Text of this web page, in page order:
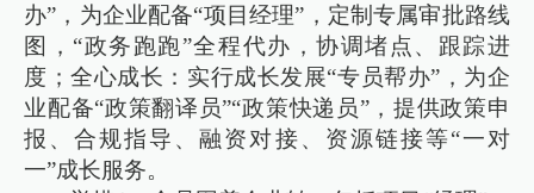
办”，为企业配备“项目经理”，定制专属审批路线
图，“政务跑跑”全程代办，协调堵点、跟踪进
度；全心成长：实行成长发展“专员帮办”，为企
业配备“政策翻译员”“政策快递员”，提供政策申
报、合规指导、融资对接、资源链接等“一对
一”成长服务。